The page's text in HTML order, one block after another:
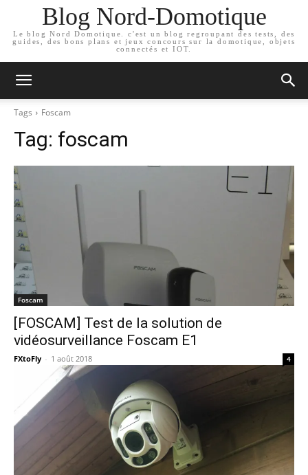
Blog Nord-Domotique
Le blog Nord Domotique. c'est un blog regroupant des tests, des
guides, des bons plans et jeux concours sur la domotique, objets
connectés et IOT.
Tags Foscam
Tag: foscam
Foscam
[FOSCAM] Test de la solution de
vidéosurveillance Foscam E1
FXtoFly - 1 août 2018 4